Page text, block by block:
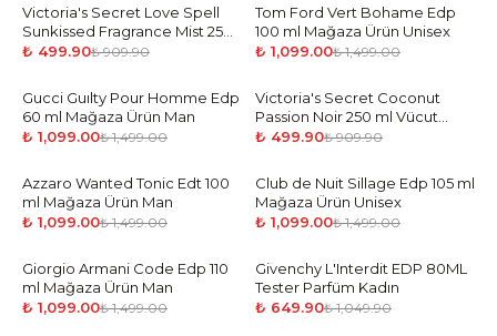
-45%
Victoria's Secret Love Spell
Sunkissed Fragrance Mist 250
ML Vücut Spreyi
₺ 499.90₺ 909.90
-27%
Tom Ford Vert Bohame Edp
100 ml Mağaza Ürün Unisex
₺ 1,099.00₺ 1,499.00
-27 %
Gucci Guılty Pour Homme Edp
60 ml Mağaza Ürün Man
₺ 1,099.00₺ 1,499.00
-45%
Victoria's Secret Coconut
Passion Noir 250 ml Vücut
Spreyi
₺ 499.90₺ 909.90
-27%
Azzaro Wanted Tonic Edt 100
ml Mağaza Ürün Man
₺ 1,099.00₺ 1,499.00
-27%
Club de Nuit Sillage Edp 105 ml
Mağaza Ürün Unisex
₺ 1,099.00₺ 1,499.00
-27%
Giorgio Armani Code Edp 110
ml Mağaza Ürün Man
₺ 1,099.00₺ 1,499.00
-38%
Givenchy L'Interdit EDP 80ML
Tester Parfüm Kadın
₺ 649.90₺ 1,049.90